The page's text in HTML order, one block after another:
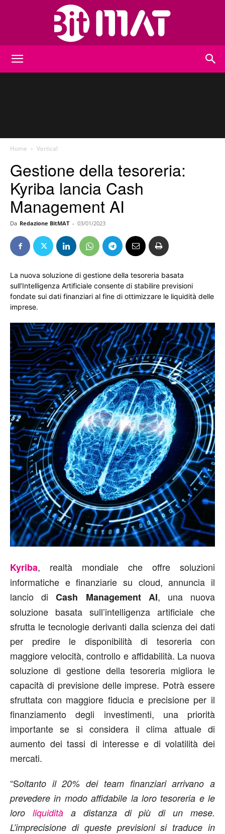
Home Vertical
Gestione della tesoreria:
Kyriba lancia Cash
Management AI
Da Redazione BitMAT - 03/01/2023
La nuova soluzione di gestione della tesoreria basata
sull’Intelligenza Artificiale consente di stabilire previsioni
fondate sui dati finanziari al fine di ottimizzare le liquidità delle
imprese.
Kyriba, realtà mondiale che offre soluzioni
informatiche e finanziarie su cloud, annuncia il
lancio diCash Management AI, una nuova
soluzione basata sull’intelligenza artificiale che
sfrutta le tecnologie derivanti dalla scienza dei dati
per predire le disponibilità di tesoreria con
maggiore velocità, controllo e affidabilità. La nuova
soluzione di gestione della tesoreria migliora le
capacità di previsione delle imprese. Potrà essere
sfruttata con maggiore fiducia e precisione per il
finanziamento degli investimenti, una priorità
importante se si considera il clima attuale di
aumento dei tassi di interesse e di volatilità dei
mercati.
“Soltanto il 20% dei team finanziari arrivano a
prevedere in modo affidabile la loro tesoreria e le
loro liquiditàa distanza di più di un mese.
L’imprecisione di queste previsioni si traduce in